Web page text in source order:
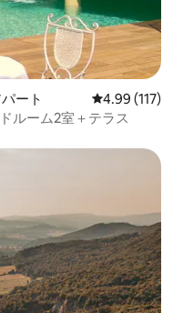
ート レビュー117
4.99 (117)
ルーム2室＋テラス